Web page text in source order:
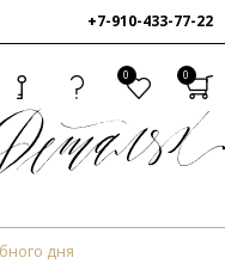
+7-910-433-77-22
0 0
дня